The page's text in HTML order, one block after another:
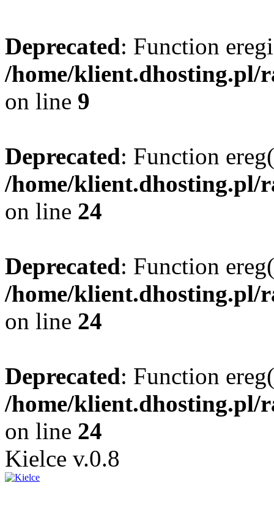
Deprecated: Function
/home/klient.dhosting.pl/
on line 9
Deprecated: Function
/home/klient.dhosting.pl/
on line 24
Deprecated: Function
/home/klient.dhosting.pl/
on line 24
Deprecated: Function
/home/klient.dhosting.pl/
on line 24
Kielce v.0.8